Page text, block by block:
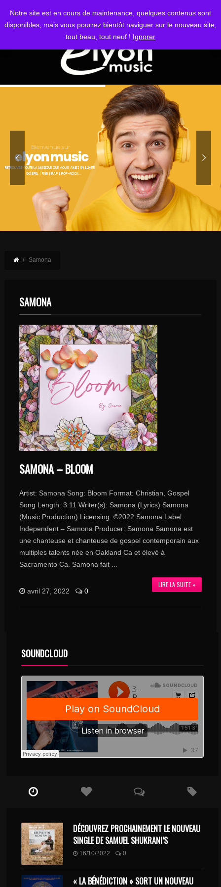
Notre site est en cours de maintenance, quelques contenus sont
disponibles, mais vous pourrez bientôt naviguer sur le nouveau site,
tout beau, tout neuf ! Ignorer
S'IDENTIFIER
Bienvenue sur
elyon music
RETROUVEZ TOUTE LA MUSIQUE QUE VOUS AIMEZ EN ILLIMITÉ
GOSPEL | RNB | RAP | POP-ROCK...
Samona
SAMONA
SAMONA – BLOOM
Artist: Samona Song: Bloom Format: Christian, Gospel
Song Length: 3:11 Writer(s): Samona (Lyrics) Samona
(Music Production) Licensing: ©2022 Samona Label:
Independent – Samona Producer: Samona Samona est
une chanteuse et chanteuse de gospel contemporain aux
multiples talents née en Oakland Ca et élevé à
Sacramento Ca. Samona fait ...
LIRE LA SUITE »
avril 27, 2022 0
SOUNDCLOUD
DÉCOUVREZ PROCHAINEMENT LE NOUVEAU
SINGLE DE SAMUEL SHUKRANI’S
16/10/2022 0
« LA BÉNÉDICTION » SORT UN NOUVEAU